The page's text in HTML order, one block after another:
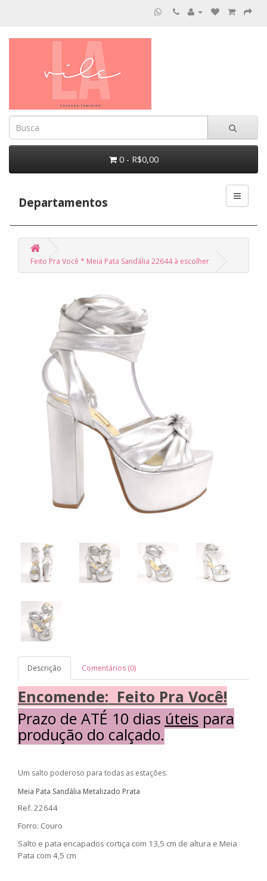
0 - R$0,00
Departamentos
Feito Pra Você * Meia Pata Sandália 22644 à escolher
Descrição Comentários (0)
Encomende: Feito Pra Você!
Prazo de ATÉ 10 dias úteis para
produção do calçado.
Um salto poderoso para todas as estações.
Meia Pata Sandália Metalizado Prata
Ref. 22644
Forro: Couro
Salto e pata encapados cortiça com 13,5 cm de altura e Meia
Pata com 4,5 cm